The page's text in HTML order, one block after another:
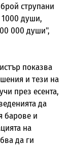
струпани
1000 души,
000 души",
показва
и тези на
през есента,
да
барове и
на
да ги